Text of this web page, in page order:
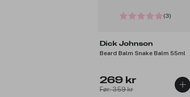
(3)
Dick Johnson
Beard Balm Snake Balm 55ml
269 kr
Før: 359 kr